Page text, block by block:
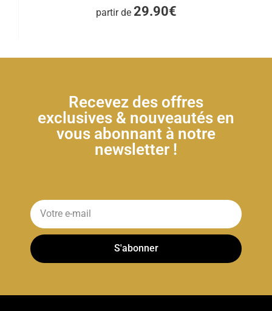
partir de 29.90€
Recevez des offres
exclusives & nouveautés en
vous abonnant à notre
newsletter !
S'abonner